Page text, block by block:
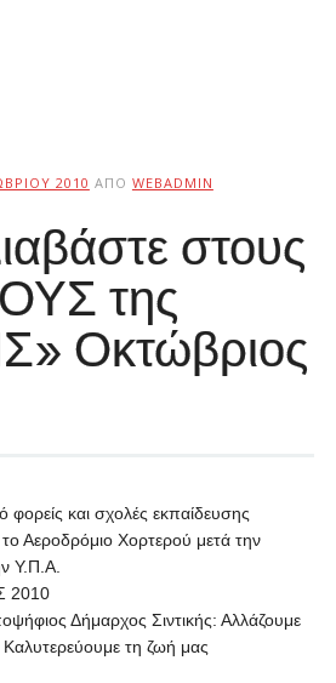
2010 ΑΠΌ WEBADMIN
στους
της
Οκτώβριος
και σχολές εκπαίδευσης
Αεροδρόμιο Χορτερού μετά την
Υ.Π.Α.
2010
Δήμαρχος Σιντικής: Αλλάζουμε
τη ζωή μας